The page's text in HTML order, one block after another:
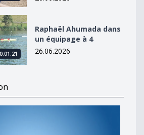
dans un équipage à 4
Raphaël Ahumada dans
un équipage à 4
26.06.2026